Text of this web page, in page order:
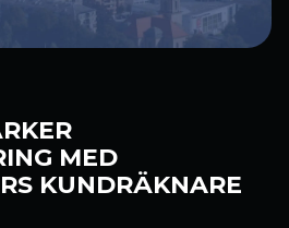
MED
KUNDRÄKNARE